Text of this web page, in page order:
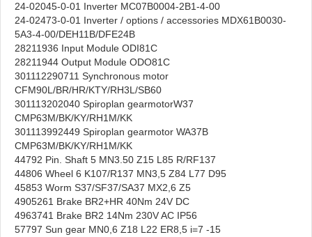
24-02045-0-01 Inverter MC07B0004-2B1-4-00
24-02473-0-01 Inverter / options / accessories MDX61B0030-
5A3-4-00/DEH11B/DFE24B
28211936 Input Module ODI81C
28211944 Output Module ODO81C
301112290711 Synchronous motor
CFM90L/BR/HR/KTY/RH3L/SB60
301113202040 Spiroplan gearmotorW37
CMP63M/BK/KY/RH1M/KK
301113992449 Spiroplan gearmotor WA37B
CMP63M/BK/KY/RH1M/KK
44792 Pin. Shaft 5 MN3.50 Z15 L85 R/RF137
44806 Wheel 6 K107/R137 MN3,5 Z84 L77 D95
45853 Worm S37/SF37/SA37 MX2,6 Z5
4905261 Brake BR2+HR 40Nm 24V DC
4963741 Brake BR2 14Nm 230V AC IP56
57797 Sun gear MN0,6 Z18 L22 ER8,5 i=7 -15